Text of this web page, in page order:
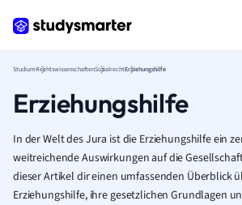
StudiumRechtswissenschaftenSozialrechtErziehungshilfe
Erziehungshilfe
In der Welt des Jura ist die Erziehungshilfe ein
weitreichende Auswirkungen auf die
dieser Artikel dir einen umfassenden Überblick
Erziehungshilfe, ihre gesetzlichen Grundlagen